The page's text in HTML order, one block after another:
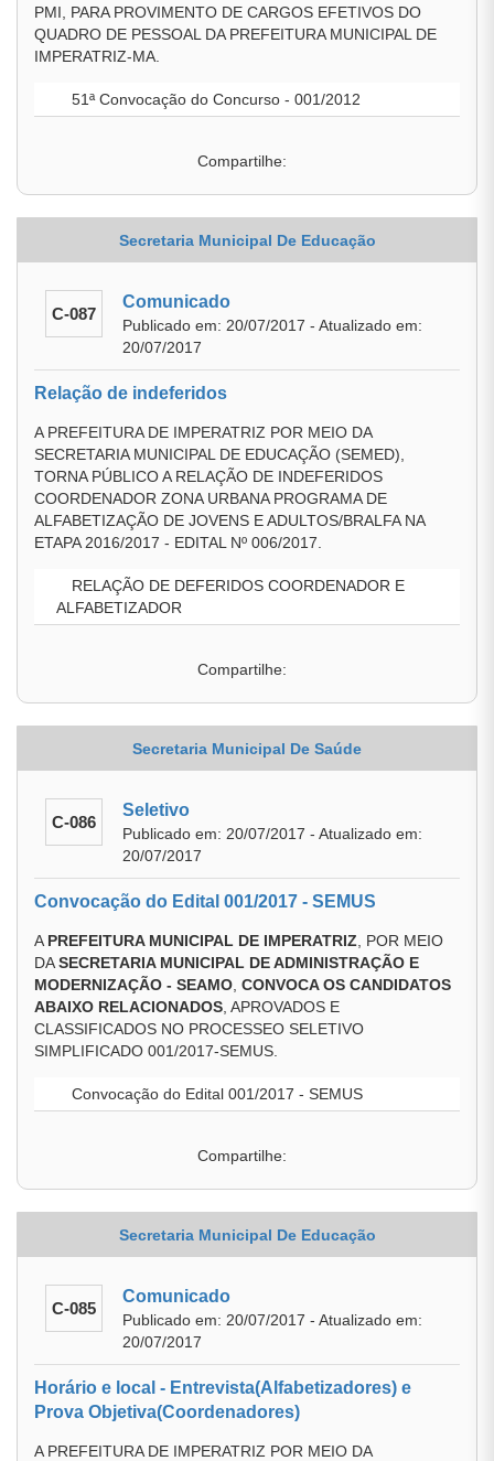
PMI, PARA PROVIMENTO DE CARGOS EFETIVOS DO
QUADRO DE PESSOAL DA PREFEITURA MUNICIPAL DE
IMPERATRIZ-MA.
51ª Convocação do Concurso - 001/2012
Compartilhe:
Secretaria Municipal De Educação
C-087
Comunicado
Publicado em: 20/07/2017 - Atualizado em:
20/07/2017
Relação de indeferidos
A PREFEITURA DE IMPERATRIZ POR MEIO DA
SECRETARIA MUNICIPAL DE EDUCAÇÃO (SEMED),
TORNA PÚBLICO A RELAÇÃO DE INDEFERIDOS
COORDENADOR ZONA URBANA PROGRAMA DE
ALFABETIZAÇÃO DE JOVENS E ADULTOS/BRALFA NA
ETAPA 2016/2017 - EDITAL Nº 006/2017.
RELAÇÃO DE DEFERIDOS COORDENADOR E
ALFABETIZADOR
Compartilhe:
Secretaria Municipal De Saúde
C-086
Seletivo
Publicado em: 20/07/2017 - Atualizado em:
20/07/2017
Convocação do Edital 001/2017 - SEMUS
A PREFEITURA MUNICIPAL DE IMPERATRIZ , POR MEIO
DASECRETARIA MUNICIPAL DE ADMINISTRAÇÃO E
MODERNIZAÇÃO - SEAMO CONVOCA OS CANDIDATOS
ABAIXO RELACIONADOS , APROVADOS E
CLASSIFICADOS NO PROCESSEO SELETIVO
SIMPLIFICADO 001/2017-SEMUS.
Convocação do Edital 001/2017 - SEMUS
Compartilhe:
Secretaria Municipal De Educação
C-085
Comunicado
Publicado em: 20/07/2017 - Atualizado em:
20/07/2017
Horário e local - Entrevista(Alfabetizadores) e
Prova Objetiva(Coordenadores)
A PREFEITURA DE IMPERATRIZ POR MEIO DA